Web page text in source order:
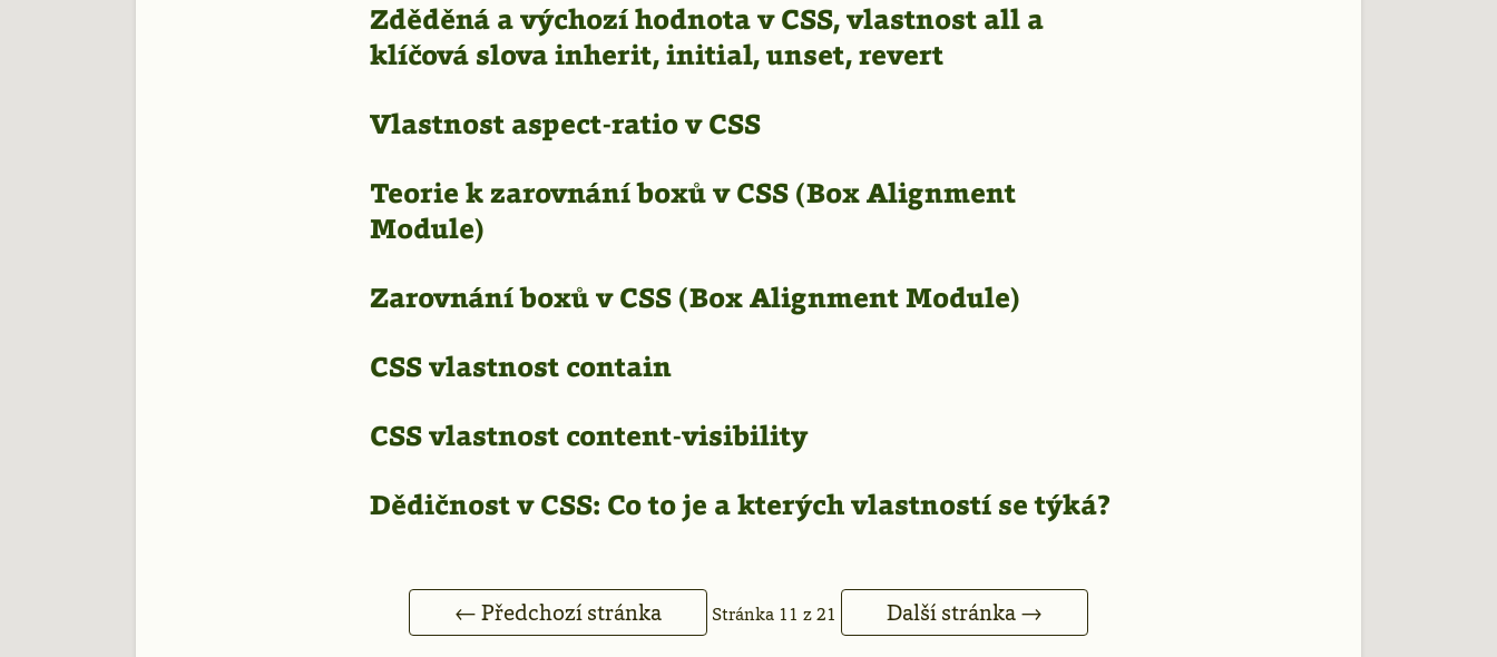
Zděděná a výchozí hodnota v CSS, vlastnost all a
klíčová slova inherit, initial, unset, revert
Vlastnost aspect-ratio v CSS
Teorie k zarovnání boxů v CSS (Box Alignment
Module)
Zarovnání boxů v CSS (Box Alignment Module)
CSS vlastnost contain
CSS vlastnost content-visibility
Dědičnost v CSS: Co to je a kterých vlastností se týká?
← Předchozí stránka Stránka 11 z 21 Další stránka →